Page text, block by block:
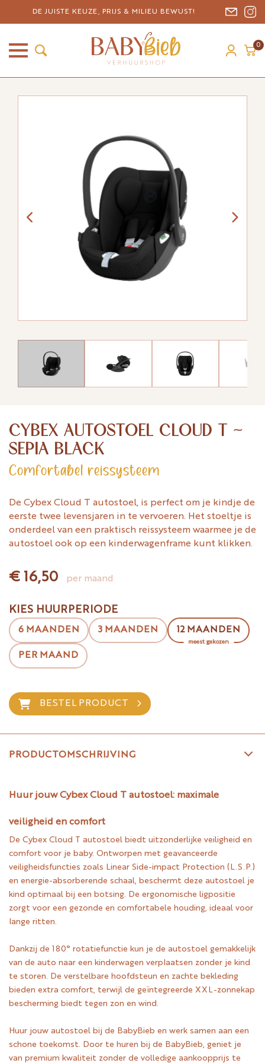
DE JUISTE KEUZE, PRIJS & MILIEU BEWUST!
0
CYBEX AUTOSTOEL CLOUD T ~
SEPIA BLACK
Comfortabel reissysteem
De Cybex Cloud T autostoel, is perfect om je kindje de
eerste twee levensjaren in te vervoeren. Het stoeltje is
onderdeel van een praktisch reissysteem waarmee je de
autostoel ook op een kinderwagenframe kunt klikken.
€ 16,50 per maand
KIES HUURPERIODE
6 MAANDEN 3 MAANDEN 12 MAANDEN
meest gekozen
PER MAAND
BESTEL PRODUCT
PRODUCTOMSCHRIJVING
Huur jouw Cybex Cloud T autostoel: maximale
veiligheid en comfort
De Cybex Cloud T autostoel biedt uitzonderlijke veiligheid en
comfort voor je baby. Ontworpen met geavanceerde
veiligheidsfuncties zoals Linear Side-impact Protection (L.S.P.)
en energie-absorberende schaal, beschermt deze autostoel je
kind optimaal bij een botsing. De ergonomische ligpositie
zorgt voor een gezonde en comfortabele houding, ideaal voor
lange ritten.
Dankzij de 180° rotatiefunctie kun je de autostoel gemakkelijk
van de auto naar een kinderwagen verplaatsen zonder je kind
te storen. De verstelbare hoofdsteun en zachte bekleding
bieden extra comfort, terwijl de geïntegreerde XXL-zonnekap
bescherming biedt tegen zon en wind.
Huur jouw autostoel bij de BabyBieb en werk samen aan een
schone toekomst. Door te huren bij de BabyBieb, geniet je
van premium kwaliteit zonder de volledige aankoopprijs te